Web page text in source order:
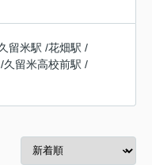
留米駅 /花畑駅 /
/久留米高校前駅 /